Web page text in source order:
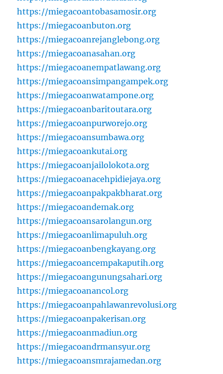
https://miegacoantobasamosir.org
https://miegacoanbuton.org
https://miegacoanrejanglebong.org
https://miegacoanasahan.org
https://miegacoanempatlawang.org
https://miegacoansimpangampek.org
https://miegacoanwatampone.org
https://miegacoanbaritoutara.org
https://miegacoanpurworejo.org
https://miegacoansumbawa.org
https://miegacoankutai.org
https://miegacoanjailolokota.org
https://miegacoanacehpidiejaya.org
https://miegacoanpakpakbharat.org
https://miegacoandemak.org
https://miegacoansarolangun.org
https://miegacoanlimapuluh.org
https://miegacoanbengkayang.org
https://miegacoancempakaputih.org
https://miegacoangunungsahari.org
https://miegacoanancol.org
https://miegacoanpahlawanrevolusi.org
https://miegacoanpakerisan.org
https://miegacoanmadiun.org
https://miegacoandrmansyur.org
https://miegacoansmrajamedan.org